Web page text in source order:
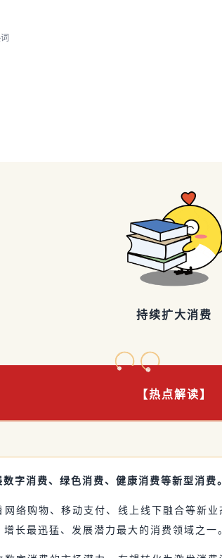
持续扩大消费
【热点解读】
字消费、绿色消费、健康消费等新型消费
网络购物、移动支付、线上线下融合等新
增长最迅猛、发展潜力最大的消费领域之一